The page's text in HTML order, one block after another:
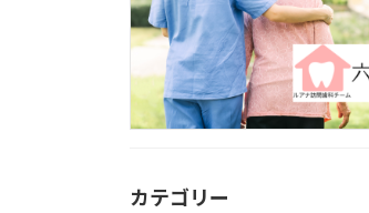
カテゴリー